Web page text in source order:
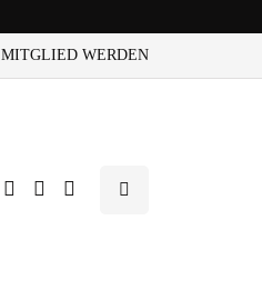
MITGLIED WERDEN